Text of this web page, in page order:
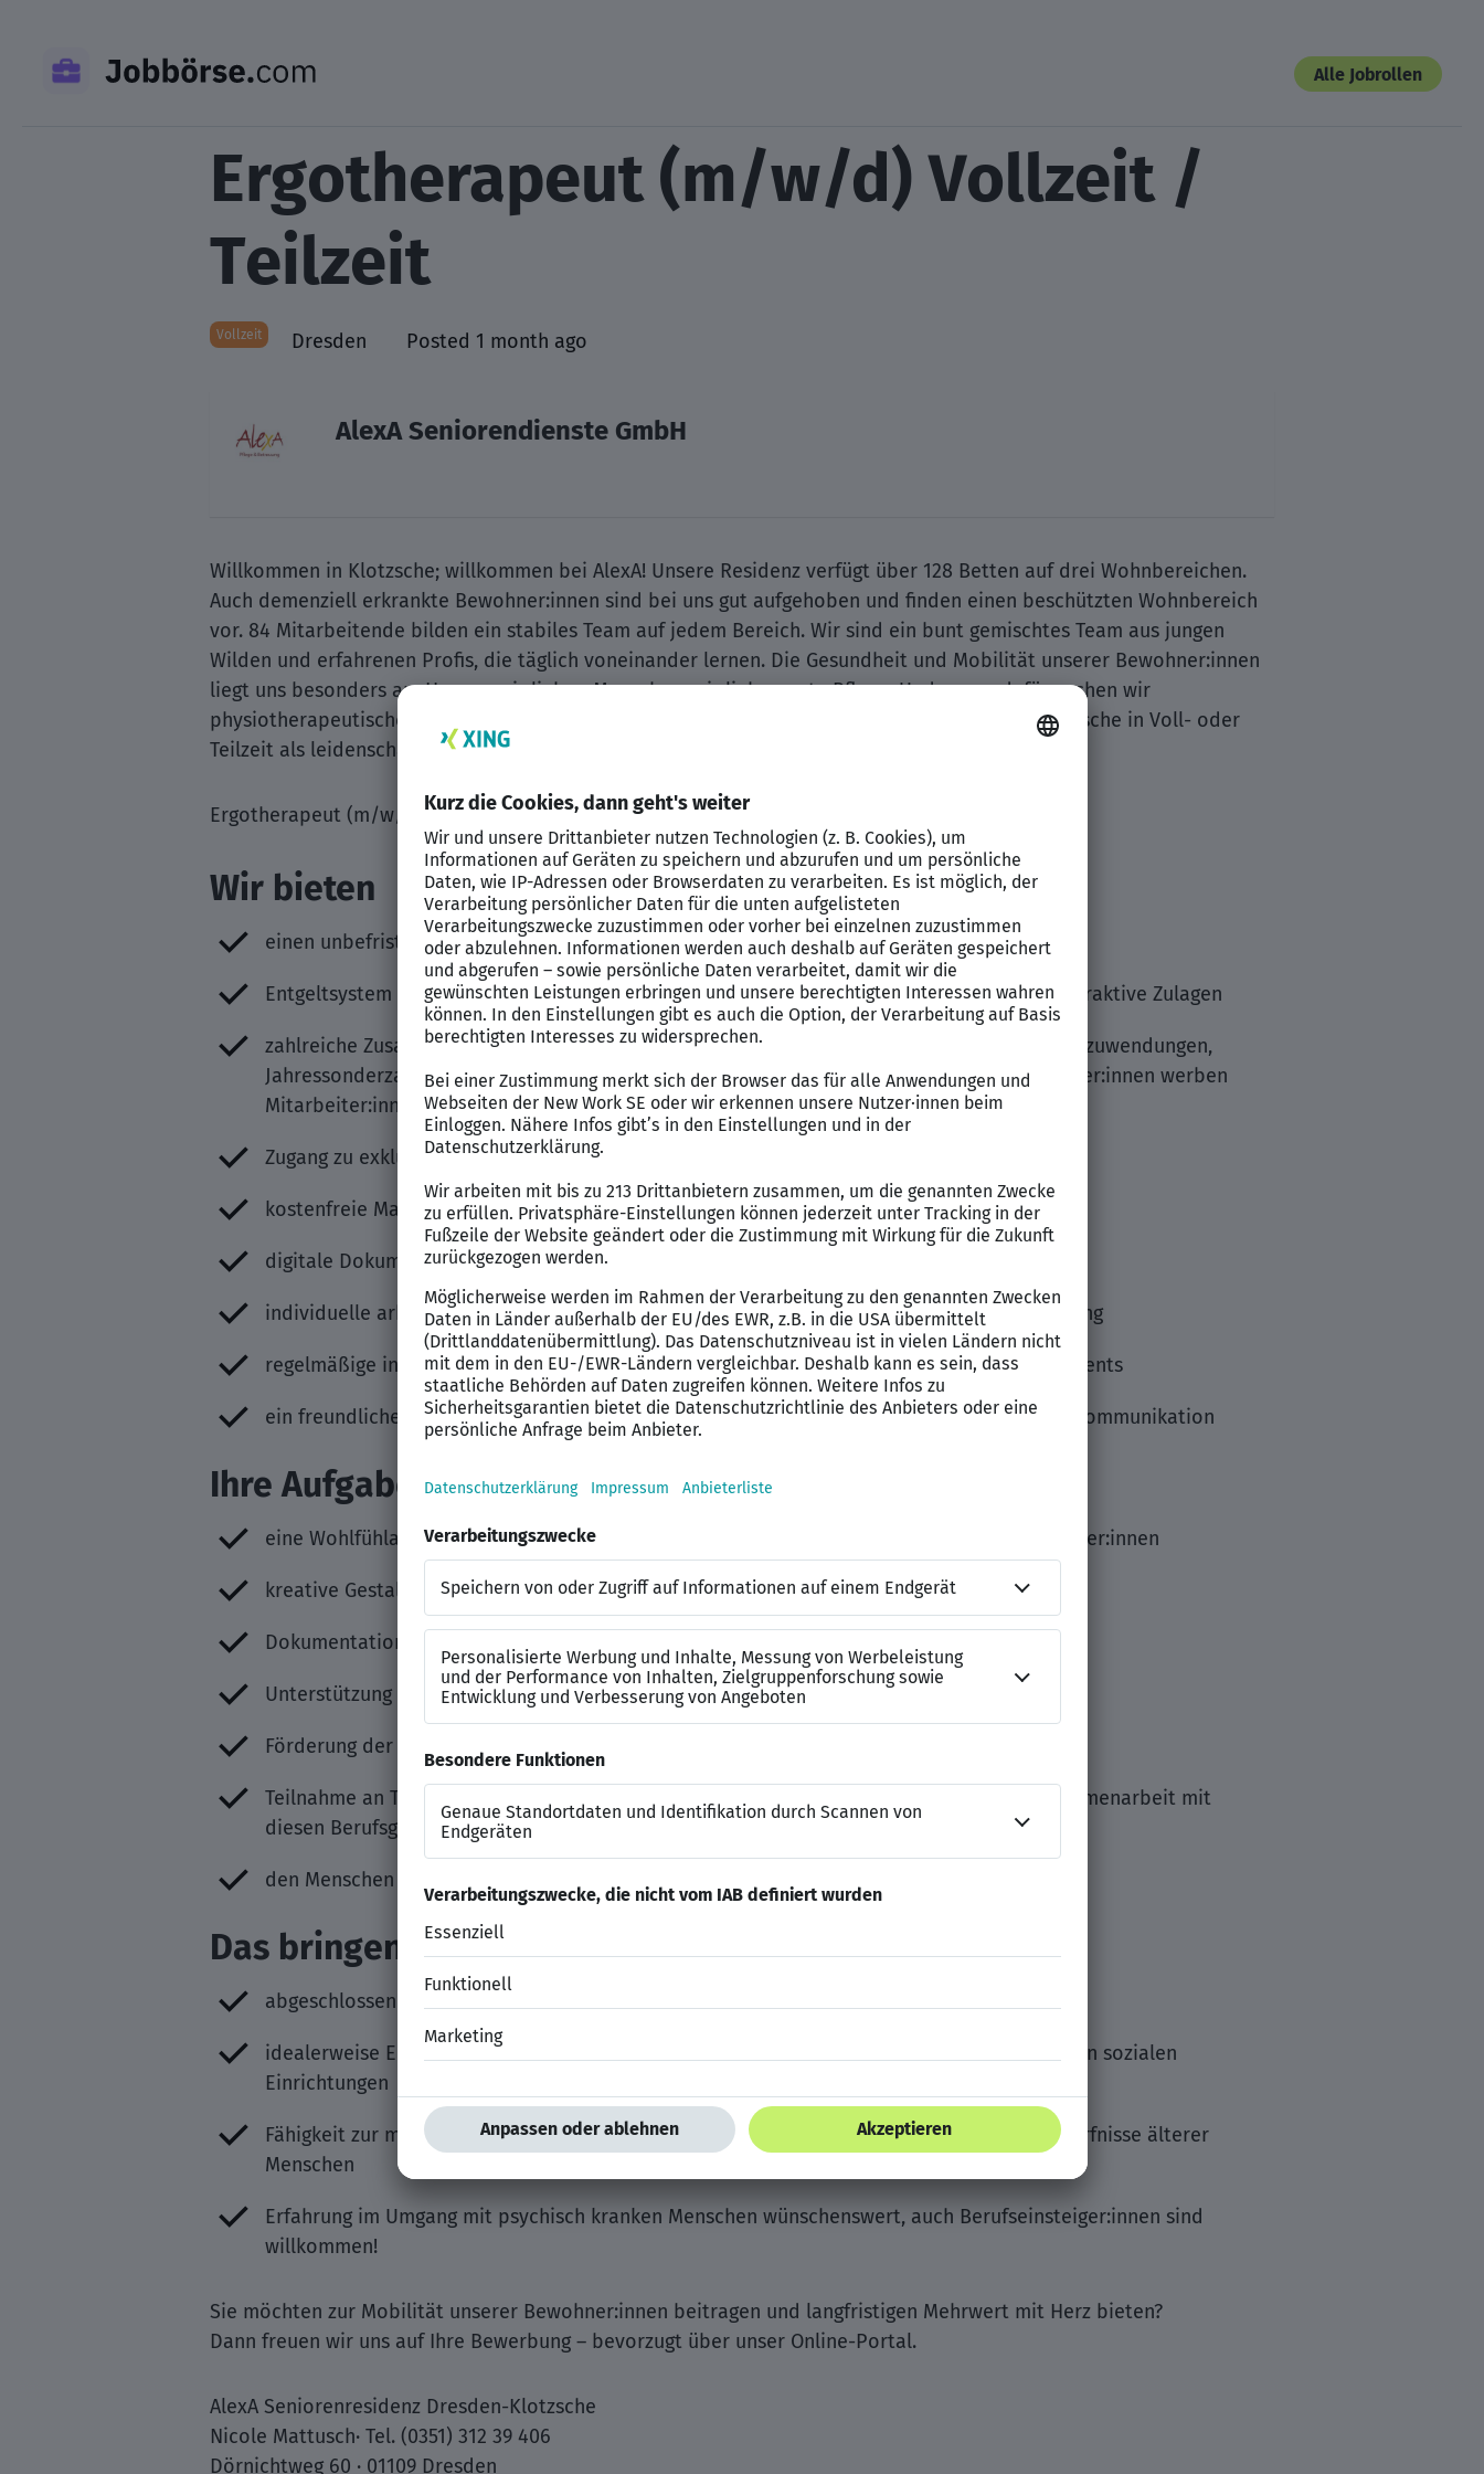
Alle Jobrollen
Ergotherapeut (m/w/d) Vollzeit /
Teilzeit
Vollzeit Dresden Posted 1 month ago
AlexA Seniorendienste GmbH
Willkommen in Klotzsche; willkommen bei AlexA! Unsere Residenz verfügt über 128 Betten auf drei Wohnbereichen.
Auch demenziell erkrankte Bewohner:innen sind bei uns gut aufgehoben und finden einen beschützten Wohnbereich
vor. 84 Mitarbeitende bilden ein stabiles Team auf jedem Bereich. Wir sind ein bunt gemischtes Team aus jungen
Wilden und erfahrenen Profis, die täglich voneinander lernen. Die Gesundheit und Mobilität unserer Bewohner:innen
liegt uns besonders am Herzen; wir lieben Menschen, wir lieben gute Pflege. Und genau dafür suchen wir
physiotherapeutische Unterstützung! Verstärken Sie unsere wachsenden Teams in Dresden-Klotzsche in Voll- oder
Teilzeit als leidenschaftliche/r
Ergotherapeut (m/w/d)
Wir bieten
einen unbefristeten Arbeitsvertrag mit Dienstplangestaltung nach Wunsch
Entgeltsystem nach dem Tariftreuegesetz und belohnen besonderes Engagement durch attraktive Zulagen
zahlreiche Zusatzleistungen z. B. Einspringprämie in Höhe von 40 Euro/Tag, hohe Jubiläumszuwendungen,
Jahressonderzahlungen bis zu 3.000 Euro, Kita-/Baby-/Hochzeits-Zuschuss sowie Mitarbeiter:innen werben
Mitarbeiter:innen Aktion
Zugang zu exklusiven Einkaufsrabatten für Mitarbeiter:innen bei namenhaften Marken
kostenfreie Massagen, für einen entspannten und gesunden Ausgleich
digitale Dokumentation, um mehr Zeit für die Betreuung unserer Bewohner:innen zu haben
individuelle arbeitgeberfinanzierte Weiterbildungsmöglichkeiten sowie modernes E-Learning
regelmäßige interne Teamevents, monatlicher Stammtisch und deutschlandweite Firmenevents
ein freundliches und teamorientiertes Betriebsklima mit flachen Hierarchien und offener Kommunikation
Ihre Aufgaben
eine Wohlfühlatmosphäre schaffen zur Förderung der Lebenszufriedenheit unserer Bewohner:innen
kreative Gestaltung von Einzel- und Gruppenangeboten
Dokumentation des therapeutischen Behandlungsprozesses
Unterstützung der Bewohner:innen, alltägliche Herausforderungen zu meistern
Förderung der Wiedergewinnung lebenspraktischer Fähigkeiten
Teilnahme an Teambesprechungen mit Pflege- und Betreuungskräften und intensive Zusammenarbeit mit
diesen Berufsgruppen
den Menschen helfen, Sinn und Hilfe in ihrer Lebenssituation zu finden
Das bringen Sie mit
abgeschlossene 3-jährige Ausbildung im Bereich Ergotherapie
idealerweise Erfahrung im Bereich der Betreuung in einer Pflegeeinrichtung oder in anderen sozialen
Einrichtungen
Fähigkeit zur menschlichen Zuwendung und Einfühlungsvermögen für die besonderen Bedürfnisse älterer
Menschen
Erfahrung im Umgang mit psychisch kranken Menschen wünschenswert, auch Berufseinsteiger:innen sind
willkommen!
Sie möchten zur Mobilität unserer Bewohner:innen beitragen und langfristigen Mehrwert mit Herz bieten?
Dann freuen wir uns auf Ihre Bewerbung – bevorzugt über unser Online-Portal.
AlexA Seniorenresidenz Dresden-Klotzsche
Nicole Mattusch· Tel. (0351) 312 39 406
Dörnichtweg 60 · 01109 Dresden